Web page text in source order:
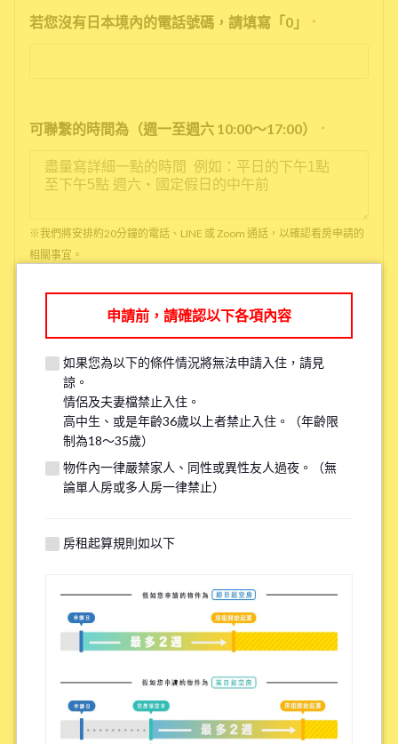
若您沒有日本境內的電話號碼，請填寫「0」 *
可聯繫的時間為（週一至週六 10:00～17:00） *
※我們將安排約20分鐘的電話、LINE 或 Zoom 通話，以確認看房申請的
相關事宜。
●是否吸菸 *
抽菸 沒抽菸
※請注意，吸煙者無法入住全面禁煙的物件。
有關自行車停車場 *
※請注意有些物件可能沒有自行車停車場。
特殊過敏/慢性疾病 *
有 無
申請前，請確認以下各項內容
如果您為以下的條件情況將無法申請入住，請見
諒。
情侶及夫妻檔禁止入住。
高中生、或是年齡36歲以上者禁止入住。（年齡限
制為18～35歲）
物件內一律嚴禁家人、同性或異性友人過夜。（無
論單人房或多人房一律禁止）
房租起算規則如以下